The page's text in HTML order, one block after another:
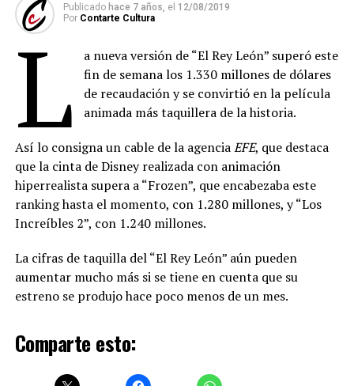
Publicado hace 7 años, el 12/08/2019
Por Contarte Cultura
L
a nueva versión de “El Rey León” superó este
fin de semana los 1.330 millones de dólares
de recaudación y se convirtió en la película
animada más taquillera de la historia.
Así lo consigna un cable de la agenciaEFE, que destaca
que la cinta de Disney realizada con animación
hiperrealista supera a “Frozen”, que encabezaba este
ranking hasta el momento, con 1.280 millones, y “Los
Increíbles 2”, con 1.240 millones.
La cifras de taquilla del “El Rey León” aún pueden
aumentar mucho más si se tiene en cuenta que su
estreno se produjo hace poco menos de un mes.
Comparte esto: